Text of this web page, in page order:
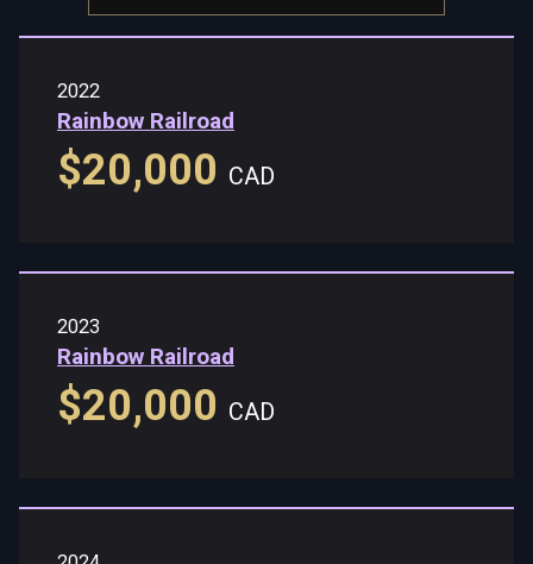
2022
Rainbow Railroad
$20,000 CAD
2023
Rainbow Railroad
$20,000 CAD